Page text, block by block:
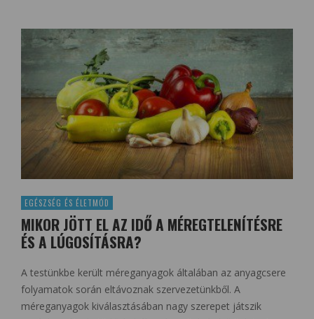
EGÉSZSÉG ÉS ÉLETMÓD
MIKOR JÖTT EL AZ IDŐ A MÉREGTELENÍTÉSRE
ÉS A LÚGOSÍTÁSRA?
A testünkbe került méreganyagok általában az anyagcsere
folyamatok során eltávoznak szervezetünkből. A
méreganyagok kiválasztásában nagy szerepet játszik